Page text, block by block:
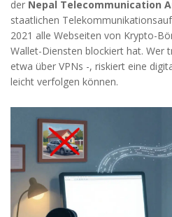
der Nepal Telecommunication
staatlichen
2021 alle Webseiten von Krypto-
Wallet-Diensten blockiert hat. Wer
etwa über VPNs -, riskiert eine
leicht verfolgen können.